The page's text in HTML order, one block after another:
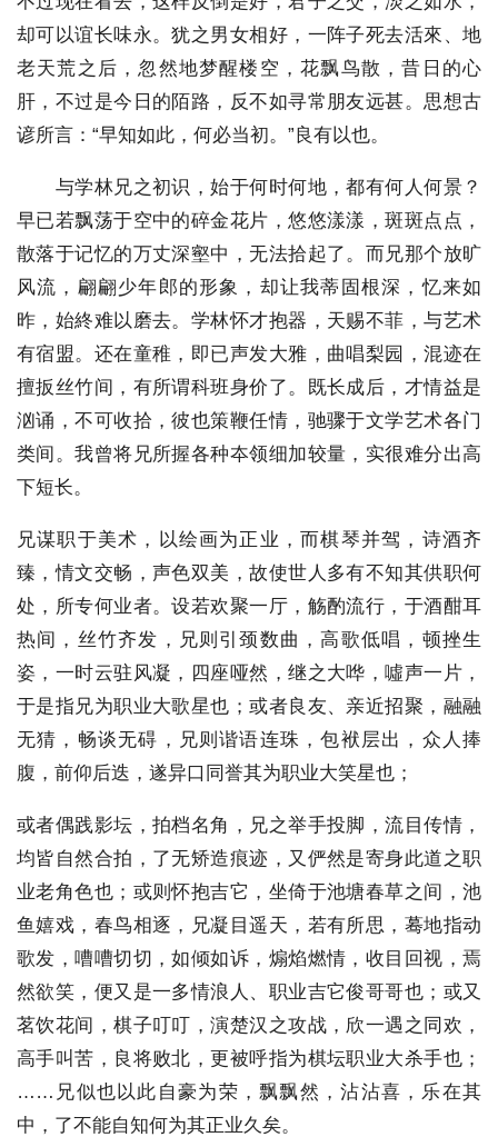
却可以谊长味永。犹之男女相好，一阵子死去活來、地
老天荒之后，忽然地梦醒楼空，花飘鸟散，昔日的心
肝，不过是今日的陌路，反不如寻常朋友远甚。思想古
谚所言：“早知如此，何必当初。”良有以也。
与学林兄之初识，始于何时何地，都有何人何景？
早已若飘荡于空中的碎金花片，悠悠漾漾，斑斑点点，
散落于记忆的万丈深壑中，无法拾起了。而兄那个放旷
风流，翩翩少年郎的形象，却让我蒂固根深，忆来如
昨，始終难以磨去。学林怀才抱器，天赐不菲，与艺术
有宿盟。还在童稚，即已声发大雅，曲唱梨园，混迹在
擅扳丝竹间，有所谓科班身价了。既长成后，才情益是
汹诵，不可收拾，彼也策鞭任情，驰骤于文学艺术各门
类间。我曾将兄所握各种夲领细加较量，实很难分出高
下短长。
兄谋职于美术，以绘画为正业，而棋琴并驾，诗酒齐
臻，情文交畅，声色双美，故使世人多有不知其供职何
处，所专何业者。设若欢聚一厅，觞酌流行，于酒酣耳
热间，丝竹齐发，兄则引颈数曲，高歌低唱，顿挫生
姿，一时云驻风凝，四座哑然，继之大哗，噓声一片，
于是指兄为职业大歌星也；或者良友、亲近招聚，融融
无猜，畅谈无碍，兄则谐语连珠，包袱层出，众人捧
腹，前仰后迭，遂异口同誉其为职业大笑星也；
或者偶践影坛，拍档名角，兄之举手投脚，流目传情，
均皆自然合拍，了无矫造痕迹，又俨然是寄身此道之职
业老角色也；或则怀抱吉它，坐倚于池塘春草之间，池
鱼嬉戏，春鸟相逐，兄凝目遥天，若有所思，蓦地指动
歌发，嘈嘈切切，如倾如诉，煽焰燃情，收目回视，焉
然欲笑，便又是一多情浪人、职业吉它俊哥哥也；或又
茗饮花间，棋子叮叮，演楚汉之攻战，欣一遇之同欢，
高手叫苦，良将败北，更被呼指为棋坛职业大杀手也；
……兄似也以此自豪为荣，飘飘然，沾沾喜，乐在其
中，了不能自知何为其正业久矣。